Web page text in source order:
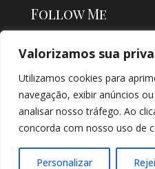
Valorizamos sua
Utilizamos cookies para
navegação, exibir anúncios
analisar nosso tráfego. Ao
concorda com nosso uso de
Personalizar
Follow Me
SOLUÇÕES DIGITAIS |
CRIAÇÃO